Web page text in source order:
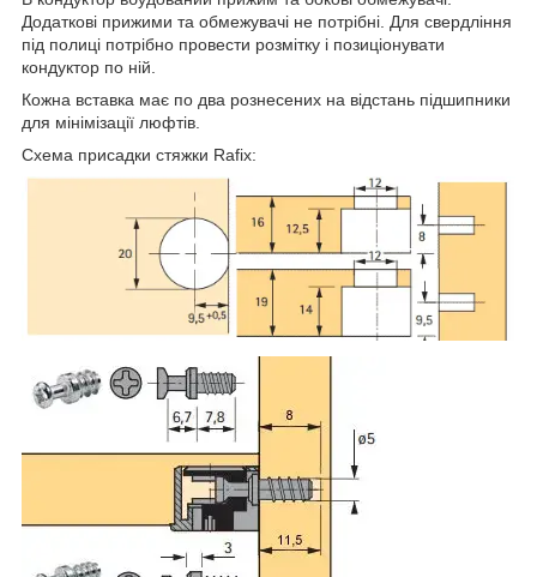
Додаткові прижими та обмежувачі не потрібні. Для свердління
під полиці потрібно провести розмітку і позиціонувати
кондуктор по ній.
Кожна вставка має по два рознесених на відстань підшипники
для мінімізації люфтів.
Схема присадки стяжки Rafix: